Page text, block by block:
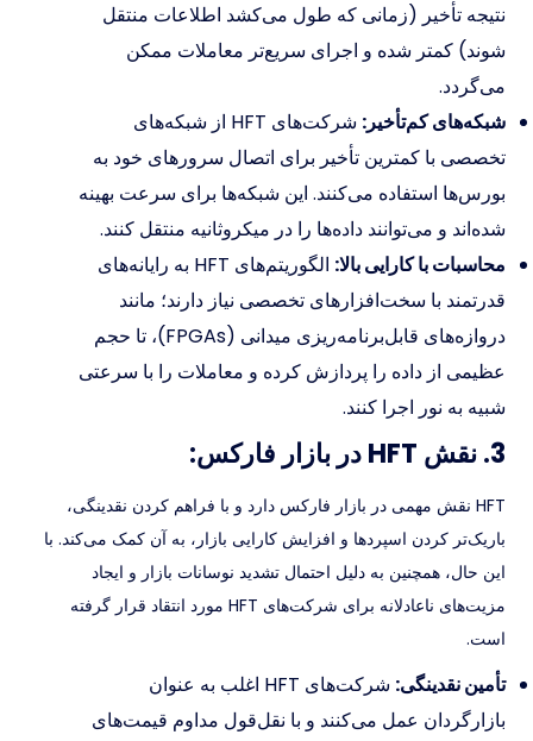
نتیجه تأخیر (زمانی که طول می‌کشد اطلاعات منتقل
شوند) کمتر شده و اجرای سریع‌تر معاملات ممکن
می‌گردد.
شبکه‌های کم‌تأخیر:
شرکت‌های HFT از شبکه‌های
تخصصی با کمترین تأخیر برای اتصال سرورهای خود به
بورس‌ها استفاده می‌کنند. این شبکه‌ها برای سرعت بهینه
شده‌اند و می‌توانند داده‌ها را در میکروثانیه منتقل کنند.
محاسبات با کارایی بالا:
الگوریتم‌های HFT به رایانه‌های
قدرتمند با سخت‌افزارهای تخصصی نیاز دارند؛ مانند
دروازه‌های قابل‌برنامه‌ریزی میدانی (FPGAs)، تا حجم
عظیمی از داده را پردازش کرده و معاملات را با سرعتی
شبیه به نور اجرا کنند.
3. نقش HFT در بازار فارکس:
HFT نقش مهمی در بازار فارکس دارد و با فراهم کردن نقدینگی،
باریک‌تر کردن اسپردها و افزایش کارایی بازار، به آن کمک می‌کند. با
این حال، همچنین به دلیل احتمال تشدید نوسانات بازار و ایجاد
مزیت‌های ناعادلانه برای شرکت‌های HFT مورد انتقاد قرار گرفته
است.
تأمین نقدینگی:
شرکت‌های HFT اغلب به عنوان
بازارگردان عمل می‌کنند و با نقل‌قول مداوم قیمت‌های